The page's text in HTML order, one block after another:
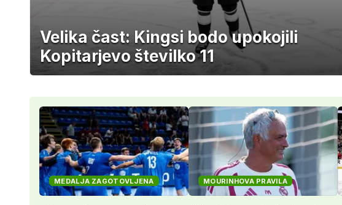
Velika čast: Kingsi bodo upokojili
Kopitarjevo številko 11
MEDALJA ZAGOTOVLJENA MOURINHOVA PRAVILA